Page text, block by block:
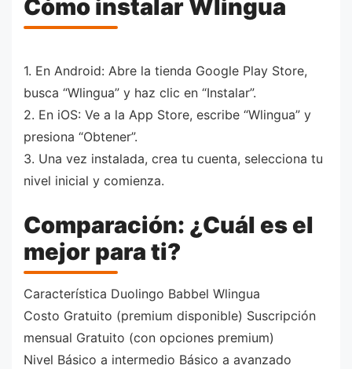
Cómo instalar Wlingua
1. En Android: Abre la tienda Google Play Store,
busca “Wlingua” y haz clic en “Instalar”.
2. En iOS: Ve a la App Store, escribe “Wlingua” y
presiona “Obtener”.
3. Una vez instalada, crea tu cuenta, selecciona tu
nivel inicial y comienza.
Comparación: ¿Cuál es el
mejor para ti?
Característica Duolingo Babbel Wlingua
Costo Gratuito (premium disponible) Suscripción
mensual Gratuito (con opciones premium)
Nivel Básico a intermedio Básico a avanzado